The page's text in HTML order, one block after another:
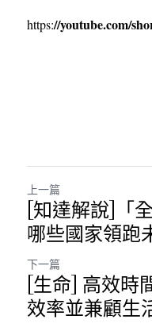
https://youtube.com/
上一篇
[知達解說]「
哪些國家領跑
下一篇
[生命] 高效時
效率並兼顧生